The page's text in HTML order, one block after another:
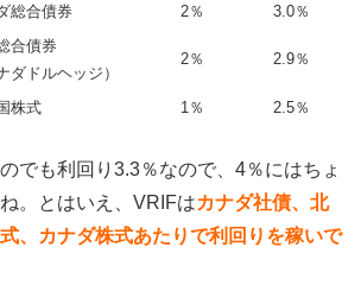
総合債券 2％ 3.0％
合債券
ダドルヘッジ）
2％ 2.9％
株式 1％ 2.5％
でも利回り3.3％なので、4％にはちょ
。とはいえ、VRIFはカナダ社債、北
、カナダ株式あたりで利回りを稼いで